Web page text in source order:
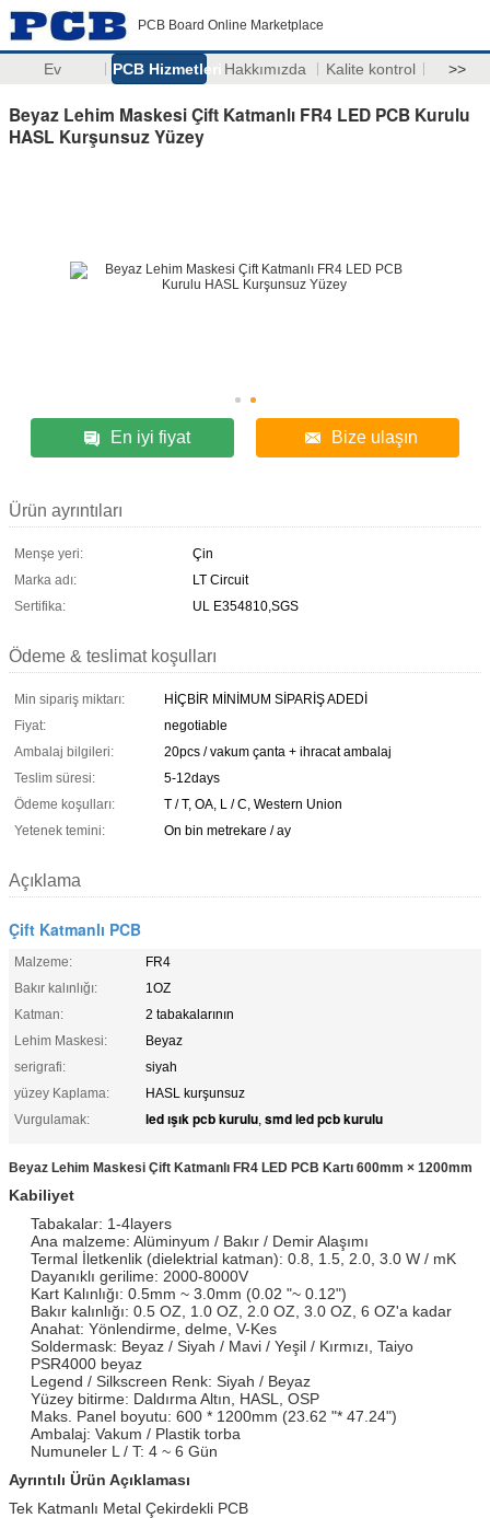
PCB Board Online Marketplace
Ev PCB Hizmetleri Hakkımızda Kalite kontrol >>
Beyaz Lehim Maskesi Çift Katmanlı FR4 LED PCB Kurulu
HASL Kurşunsuz Yüzey
En iyi fiyat Bize ulaşın
Ürün ayrıntıları
Menşe yeri:
Çin
Marka adı:
LT Circuit
Sertifika:
UL E354810,SGS
Ödeme & teslimat koşulları
Min sipariş miktarı:
HİÇBİR MİNİMUM SİPARİŞ ADEDİ
Fiyat:
negotiable
Ambalaj bilgileri:
20pcs / vakum çanta + ihracat ambalaj
Teslim süresi:
5-12days
Ödeme koşulları:
T / T, OA, L / C, Western Union
Yetenek temini:
On bin metrekare / ay
Açıklama
Çift Katmanlı PCB
Malzeme:
FR4
Bakır kalınlığı:
1OZ
Katman:
2 tabakalarının
Lehim Maskesi:
Beyaz
serigrafi:
siyah
yüzey Kaplama:
HASL kurşunsuz
Vurgulamak:
led ışık pcb kurulu, smd led pcb kurulu
Beyaz Lehim Maskesi Çift Katmanlı FR4 LED PCB Kartı 600mm × 1200mm
Kabiliyet
Tabakalar: 1-4layers
Ana malzeme: Alüminyum / Bakır / Demir Alaşımı
Termal İletkenlik (dielektrial katman): 0.8, 1.5, 2.0, 3.0 W / mK
Dayanıklı gerilime: 2000-8000V
Kart Kalınlığı: 0.5mm ~ 3.0mm (0.02 "~ 0.12")
Bakır kalınlığı: 0.5 OZ, 1.0 OZ, 2.0 OZ, 3.0 OZ, 6 OZ'a kadar
Anahat: Yönlendirme, delme, V-Kes
Soldermask: Beyaz / Siyah / Mavi / Yeşil / Kırmızı, Taiyo
PSR4000 beyaz
Legend / Silkscreen Renk: Siyah / Beyaz
Yüzey bitirme: Daldırma Altın, HASL, OSP
Maks. Panel boyutu: 600 * 1200mm (23.62 "* 47.24")
Ambalaj: Vakum / Plastik torba
Numuneler L / T: 4 ~ 6 Gün
Ayrıntılı Ürün Açıklaması
Tek Katmanlı Metal Çekirdekli PCB